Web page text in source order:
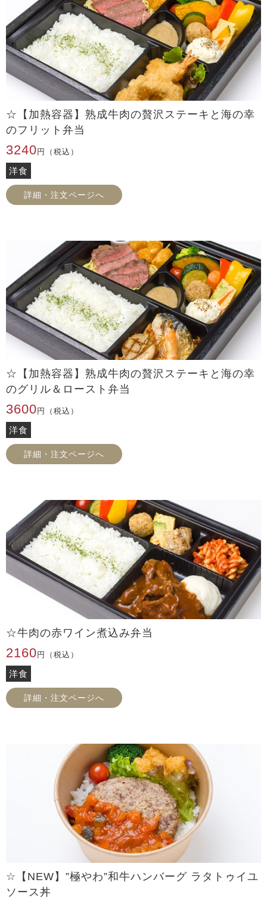
☆【加熱容器】熟成牛肉の贅沢ステーキと海の幸
のフリット弁当
3240 円（税込）
洋食
詳細・注文ページへ
☆【加熱容器】熟成牛肉の贅沢ステーキと海の幸
のグリル＆ロースト弁当
3600 円（税込）
洋食
詳細・注文ページへ
☆牛肉の赤ワイン煮込み弁当
2160 円（税込）
洋食
詳細・注文ページへ
☆【NEW】”極やわ”和牛ハンバーグ ラタトゥイユ
ソース丼